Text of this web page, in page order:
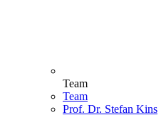
Team
Team
Prof. Dr. Stefan Kins